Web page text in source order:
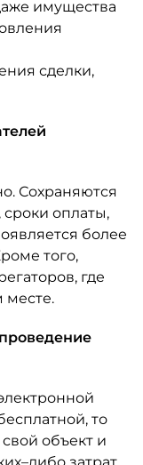
имущества
сделки,
Сохраняются
оплаты,
более
того,
где
месте.
то
объект и